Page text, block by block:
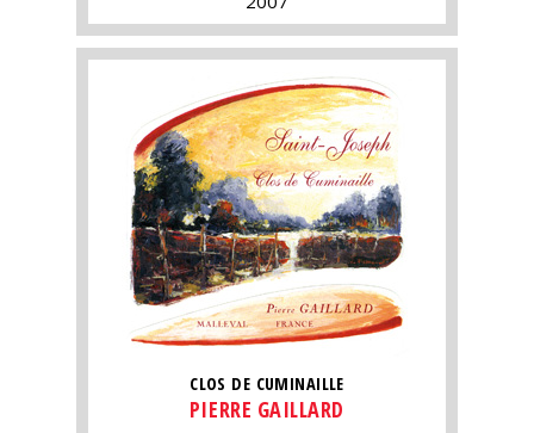
CLOS DE CUMINAILLE
PIERRE GAILLARD